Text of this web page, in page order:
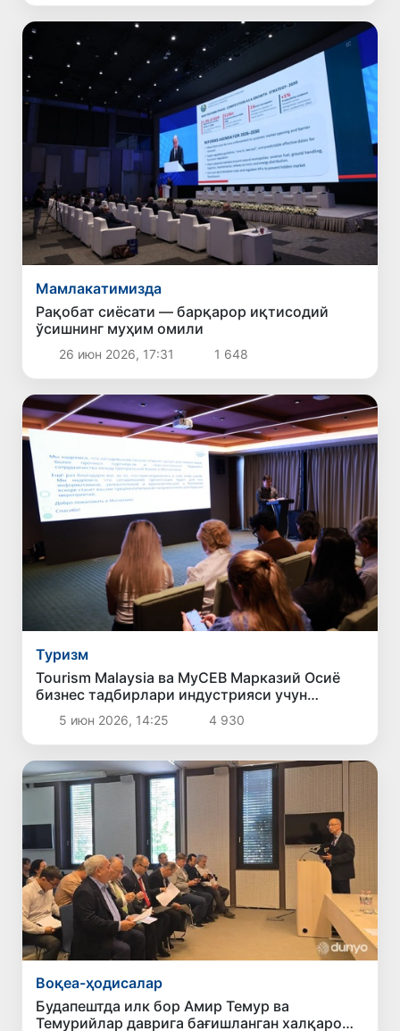
Мамлакатимизда
Рақобат сиёсати — барқарор иқтисодий
ўсишнинг муҳим омили
26 июн 2026, 17:31 1 648
Туризм
Tourism Malaysia ва MyCEB Марказий Осиё
бизнес тадбирлари индустрияси учун
Малайзия имкониятларини илк бор тақдим
этди5 июн 2026, 14:25 4 930
Воқеа-ҳодисалар
Будапештда илк бор Амир Темур ва
Темурийлар даврига бағишланган халқаро